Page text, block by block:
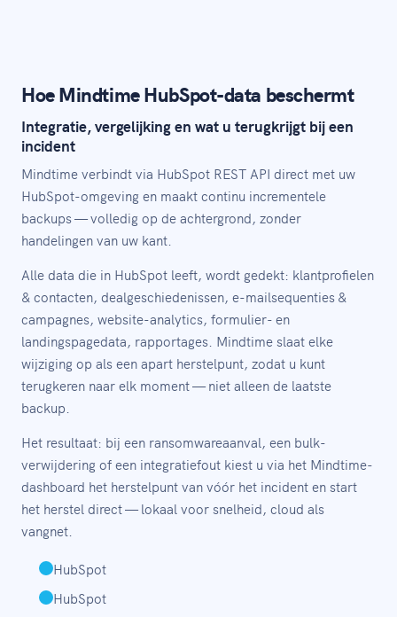
Hoe Mindtime HubSpot-data beschermt
Integratie, vergelijking en wat u terugkrijgt bij een
incident
Mindtime verbindt via HubSpot REST API direct met uw
HubSpot-omgeving en maakt continu incrementele
backups — volledig op de achtergrond, zonder
handelingen van uw kant.
Alle data die in HubSpot leeft, wordt gedekt: klantprofielen
& contacten, dealgeschiedenissen, e-mailsequenties &
campagnes, website-analytics, formulier- en
landingspagedata, rapportages. Mindtime slaat elke
wijziging op als een apart herstelpunt, zodat u kunt
terugkeren naar elk moment — niet alleen de laatste
backup.
Het resultaat: bij een ransomwareaanval, een bulk-
verwijdering of een integratiefout kiest u via het Mindtime-
dashboard het herstelpunt van vóór het incident en start
het herstel direct — lokaal voor snelheid, cloud als
vangnet.
HubSpot
HubSpot